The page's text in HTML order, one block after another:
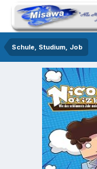
Schule, Studium, Job